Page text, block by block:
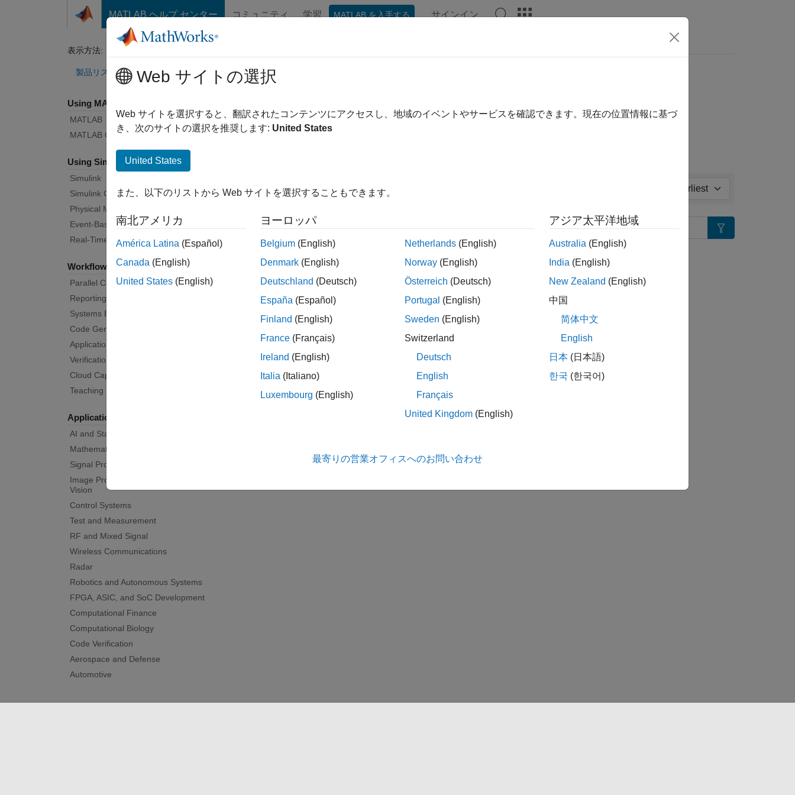
コンテンツへスキップ
MATLAB ヘルプ センター コミュニティ 学習 MATLAB を入手する サインイン
表示方法:
製品リスト
Using MATLAB
MATLAB
MATLAB Copilot
Using Simulink
Simulink
Simulink Copilot
Physical Modeling
Event-Based Modeling
Real-Time Simulation and Testing
Workflows
Parallel Computing
Reporting and Database Access
Systems Engineering
Code Generation
Application Deployment
Verification, Validation, and Test
Cloud Capabilities
Teaching and Learning
Applications
AI and Statistics
Mathematics and Optimization
Signal Processing
Image Processing and Computer
Vision
Control Systems
Test and Measurement
RF and Mixed Signal
Wireless Communications
Radar
Robotics and Autonomous Systems
FPGA, ASIC, and SoC Development
Computational Finance
Computational Biology
Code Verification
Aerospace and Defense
Automotive
Simulink Coder Release Notes
Bug Reports | Bug Fixes expand all in page
to Incompatibilities
Text Filter: Simulink Coder Release Notes
How useful was this information?
Web サイトの選択
Web サイトを選択すると、翻訳されたコンテンツにアクセスし、地域のイベントやサービスを確認できます。現在の位置情報に基づ
き、次のサイトの選択を推奨します: United States
United States
また、以下のリストから Web サイトを選択することもできます。
南北アメリカ
América Latina (Español)
Canada (English)
United States (English)
ヨーロッパ
Belgium (English)
Denmark (English)
Deutschland (Deutsch)
España (Español)
Finland (English)
France (Français)
Ireland (English)
Italia (Italiano)
Luxembourg (English)
Netherlands (English)
Norway (English)
Österreich (Deutsch)
Portugal (English)
Sweden (English)
Switzerland
Deutsch
English
Français
United Kingdom (English)
アジア太平洋地域
Australia (English)
India (English)
New Zealand (English)
中国
简体中文
English
日本 (日本語)
한국 (한국어)
最寄りの営業オフィスへのお問い合わせ